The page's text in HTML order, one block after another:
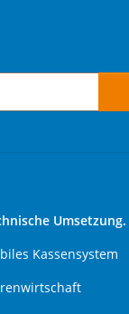
Umsetzung.
Kassensystem